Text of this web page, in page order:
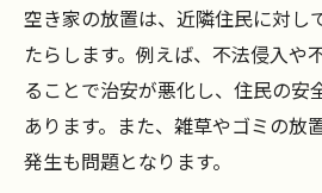
空き家の放置は、近隣住民に対し
たらします。例えば、不法侵入や
ることで治安が悪化し、住民の安
あります。また、雑草やゴミの放
発生も問題となります。